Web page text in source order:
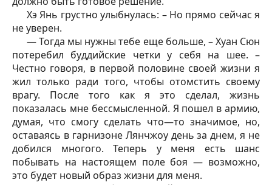
Хэ Янь грустно улыбнулась: – Но прямо сейчас я
не уверен.
— Тогда мы нужны тебе еще больше, – Хуан Сюн
потеребил буддийские четки у себя на шее. –
Честно говоря, в первой половине своей жизни я
жил только ради того, чтобы отомстить своему
врагу. После того как я это сделал, жизнь
показалась мне бессмысленной. Я пошел в армию,
думая, что смогу сделать что—то значимое, но,
оставаясь в гарнизоне Лянчжоу день за днем, я не
добился многого. Теперь у меня есть шанс
побывать на настоящем поле боя — возможно,
это будет новый образ жизни для меня.